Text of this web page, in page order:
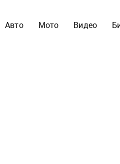
Авто Мото Видео